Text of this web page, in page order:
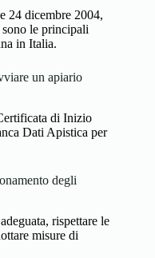
24 dicembre 2004,
le principali
in Italia.
un apiario
di Inizio
Dati Apistica per
degli
rispettare le
misure di